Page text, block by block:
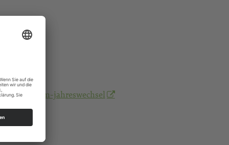
zum-jahreswechsel